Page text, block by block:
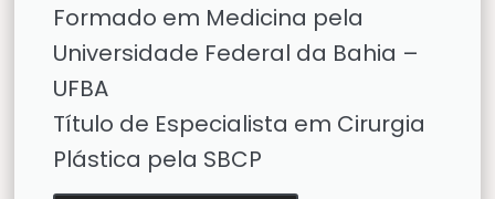
Formado em Medicina pela
Universidade Federal da Bahia –
UFBA
Título de Especialista em Cirurgia
Plástica pela SBCP